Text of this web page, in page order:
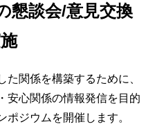
懇談会/意見交換
関係を構築するために、
安心関係の情報発信を目的
ポジウムを開催します。